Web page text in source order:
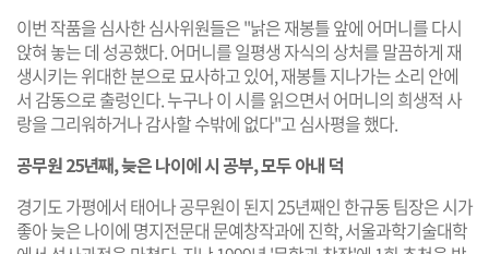
이번 작품을 심사한 심사위원들은 "낡은 재봉틀 앞에 어머니를 다시
앉혀 놓는 데 성공했다. 어머니를 일평생 자식의 상처를 말끔하게 재
생시키는 위대한 분으로 묘사하고 있어, 재봉틀 지나가는 소리 안에
서 감동으로 출렁인다. 누구나 이 시를 읽으면서 어머니의 희생적 사
랑을 그리워하거나 감사할 수밖에 없다"고 심사평을 했다.
공무원 25년째, 늦은 나이에 시 공부, 모두 아내 덕
경기도 가평에서 태어나 공무원이 된지 25년째인 한규동 팀장은 시가
좋아 늦은 나이에 명지전문대 문예창작과에 진학, 서울과학기술대학